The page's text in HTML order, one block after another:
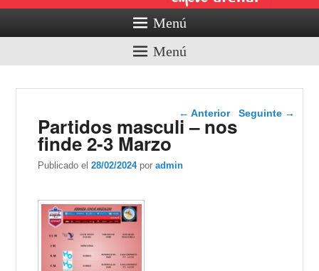
Menú
Menú
Navegador de artigos
← Anterior Seguinte →
Partidos masculi – nos
finde 2-3 Marzo
Publicado el28/02/2024 poradmin